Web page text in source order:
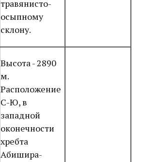
травянисто-
осыпному
склону.
Высота - 2890
м.
Расположение
С-Ю, в
западной
оконечности
хребта
Абишира-